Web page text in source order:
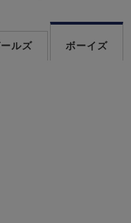
ルズ ボーイズ